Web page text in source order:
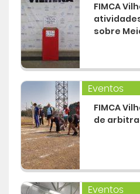
FIMCA
sobre
Eventos
FIMCA
de
Eventos